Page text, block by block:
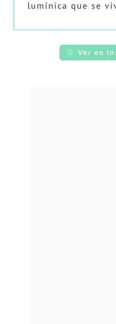
lumínica que se
Ver en